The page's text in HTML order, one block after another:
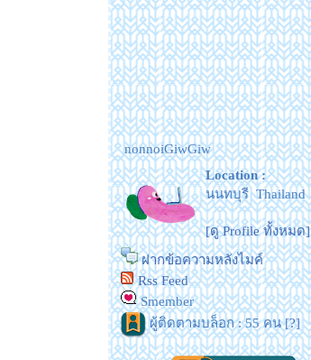
nonnoiGiwGiw
Location :
นนทบุรี Thailand
[ดู Profile ทั้งหมด]
ฝากข้อความหลังไมค์
Rss Feed
Smember
ผู้ติดตามบล็อก : 55 คน [?]